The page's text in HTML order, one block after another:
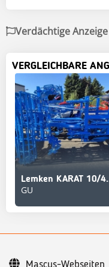
Verdächtige
VERGLEICHBARE
GU
Mascus-Webseiten